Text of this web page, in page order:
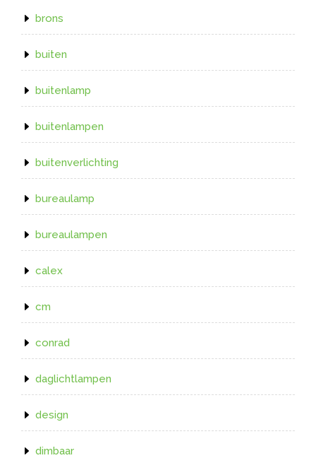
brons
buiten
buitenlamp
buitenlampen
buitenverlichting
bureaulamp
bureaulampen
calex
cm
conrad
daglichtlampen
design
dimbaar